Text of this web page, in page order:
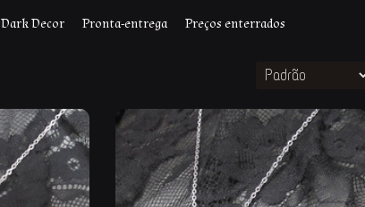
Dark Decor Pronta-entrega Preços enterrados